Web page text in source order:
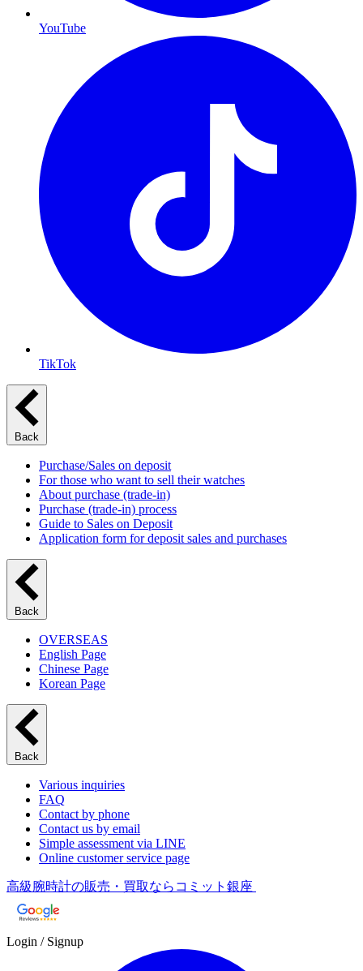
YouTube
TikTok
Back
Purchase/Sales on deposit
For those who want to sell their watches
About purchase (trade-in)
Purchase (trade-in) process
Guide to Sales on Deposit
Application form for deposit sales and purchases
Back
OVERSEAS
English Page
Chinese Page
Korean Page
Back
Various inquiries
FAQ
Contact by phone
Contact us by email
Simple assessment via LINE
Online customer service page
高級腕時計の販売・買取ならコミット銀座
Login / Signup